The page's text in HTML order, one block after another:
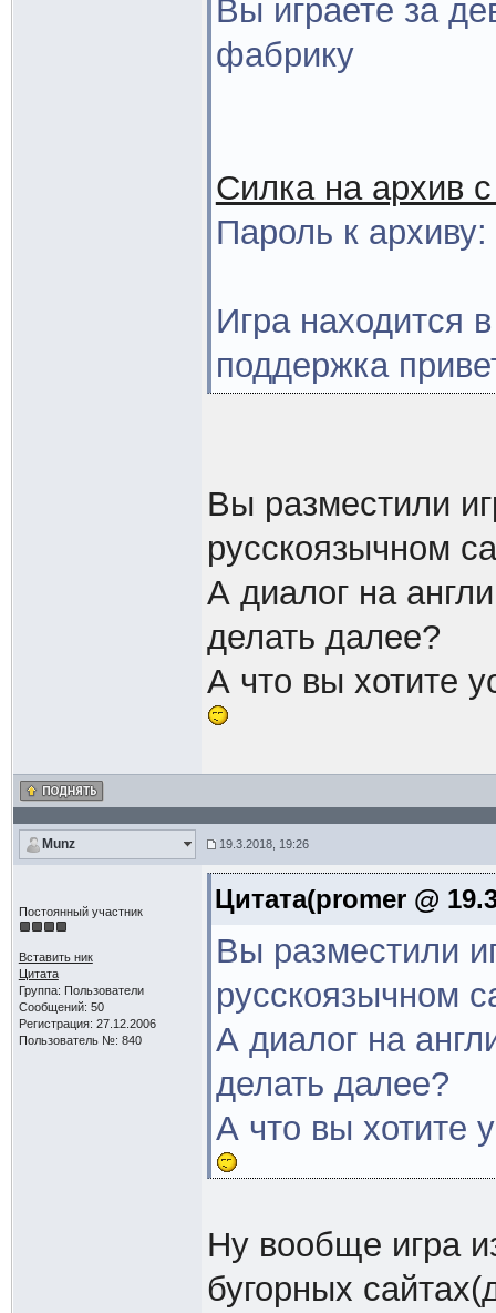
Вы играете за
фабрику
Силка на архив с
Пароль к
Игра находится
поддержка
Вы разместили
русскоязычном
А диалог на
делать далее?
А что вы хотите
Munz 19.3.2018, 19:26
Постоянный участник
Вставить ник
Цитата
Группа: Пользователи
Сообщений: 50
Регистрация: 27.12.2006
Пользователь №: 840
Цитата(promer @
Вы разместили
русскоязычном
А диалог на
делать далее?
А что вы хотите
Ну вообще игра
бугорных